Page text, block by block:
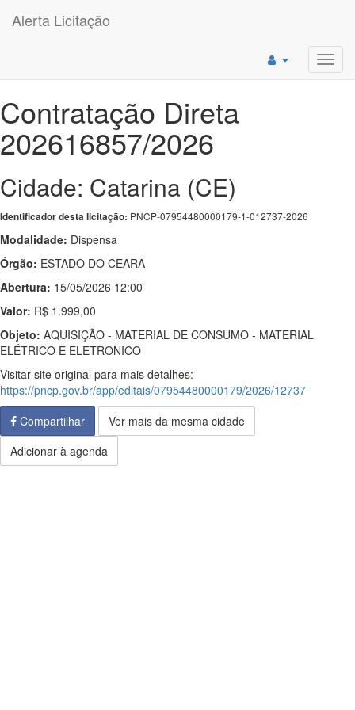
Alerta Licitação
Contratação Direta
202616857/2026
Cidade: Catarina (CE)
Identificador desta licitação: PNCP-07954480000179-1-012737-2026
Modalidade: Dispensa
Órgão: ESTADO DO CEARA
Abertura: 15/05/2026 12:00
Valor: R$ 1.999,00
Objeto: AQUISIÇÃO - MATERIAL DE CONSUMO - MATERIAL
ELÉTRICO E ELETRÔNICO
Visitar site original para mais detalhes:
https://pncp.gov.br/app/editais/07954480000179/2026/12737
Compartilhar
Ver mais da mesma cidade
Adicionar à agenda